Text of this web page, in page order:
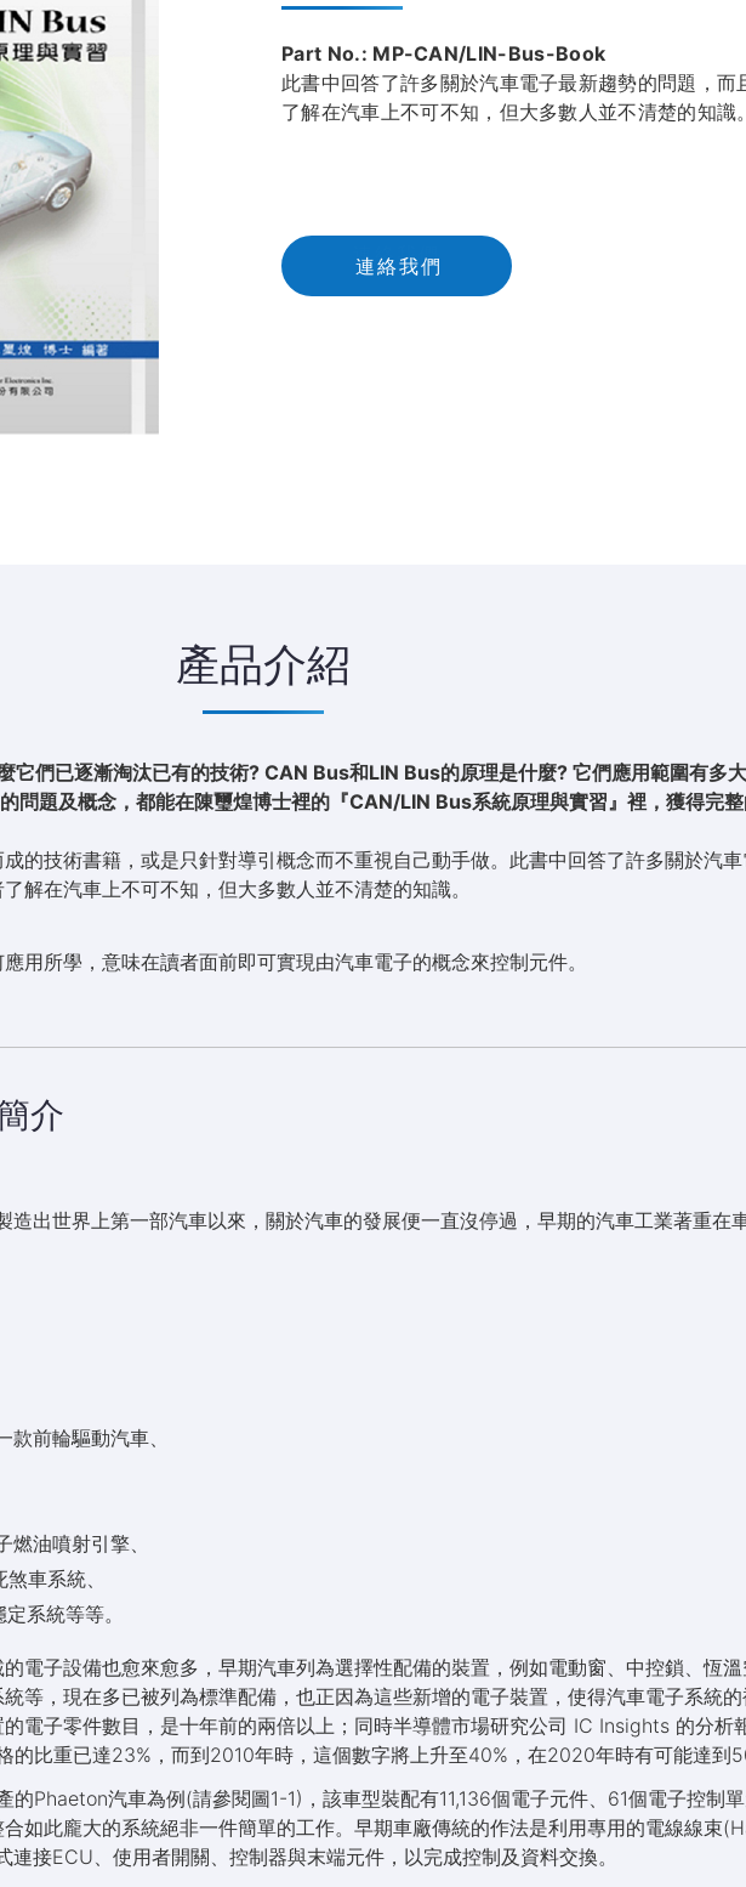
Part No.: MP-CAN/LIN-Bus-Book
此書中回答了許多關於汽車電子最新趨勢的問題，
了解在汽車上不可不知，但大多數人並不清楚的知識。
連 絡 我 們
連絡我們
產品介紹
它們已逐漸淘汰已有的技術? CAN Bus和LIN Bus的原理是什麼? 它們應用範圍有多
問題及概念，都能在陳璽煌博士裡的『CAN/LIN Bus系統原理與實習』裡，獲得完整
的技術書籍，或是只針對導引概念而不重視自己動手做。此書中回答了許多關於汽
解在汽車上不可不知，但大多數人並不清楚的知識。
用所學，意味在讀者面前即可實現由汽車電子的概念來控制元件。
介
造出世界上第一部汽車以來，關於汽車的發展便一直沒停過，早期的汽車工業著重在
前輪驅動汽車、
油噴射引擎、
車系統、
系統等等。
電子設備也愈來愈多，早期汽車列為選擇性配備的裝置，例如電動窗、中控鎖、恆
等，現在多已被列為標準配備，也正因為這些新增的電子裝置，使得汽車電子系統
電子零件數目，是十年前的兩倍以上；同時半導體市場研究公司 IC Insights 的分析
比重已達23%，而到2010年時，這個數字將上升至40%，在2020年時有可能達到
Phaeton汽車為例(請參閱圖1-1)，該車型裝配有11,136個電子元件、61個電子控制單
如此龐大的系統絕非一件簡單的工作。早期車廠傳統的作法是利用專用的電線線束
接ECU、使用者開關、控制器與末端元件，以完成控制及資料交換。